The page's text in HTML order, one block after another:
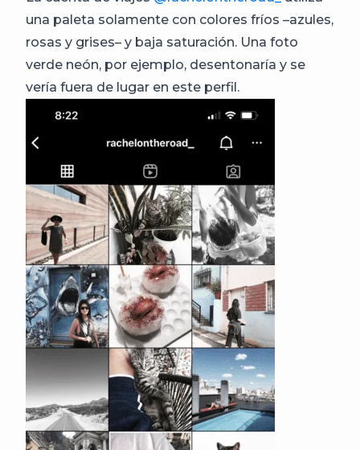
una paleta solamente con colores fríos –azules,
rosas y grises– y baja saturación. Una foto
verde neón, por ejemplo, desentonaría y se
vería fuera de lugar en este perfil.